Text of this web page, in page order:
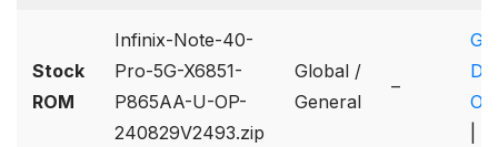
Stock
ROM
Infinix-Note-40-
Pro-5G-X6851-
P865AA-U-OP-
240829V2493.zip
Global /
General
–